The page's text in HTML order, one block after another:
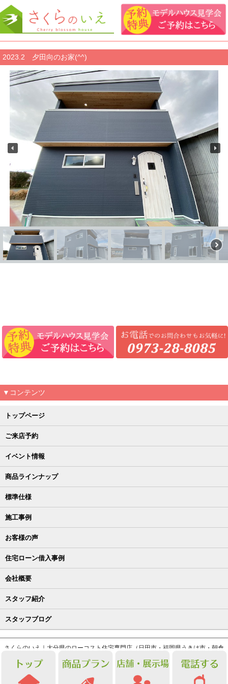
2023.2 夕田向のお家(^^)
▼コンテンツ
トップページ
ご来店予約
イベント情報
商品ラインナップ
標準仕様
施工事例
お客様の声
住宅ローン借入事例
会社概要
スタッフ紹介
スタッフブログ
さくらのいえ｜大分県のローコスト住宅専門店（日田市・福岡県うきは市・朝倉